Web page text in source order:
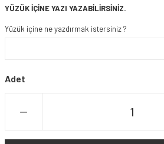
YÜZÜK İÇİNE YAZI YAZABİLİRSİNİZ.
Yüzük içine ne yazdırmak istersiniz ?
Adet